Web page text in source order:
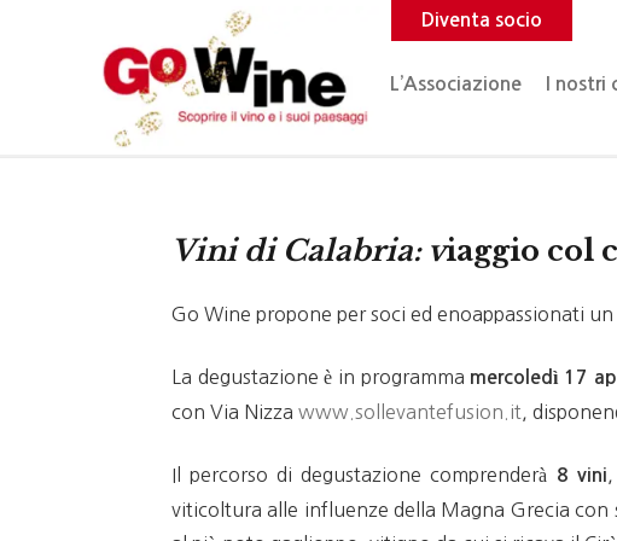
Diventa socio
L’Associazione I nostri
Vini di Calabria: viaggio col
Go Wine propone per soci ed enoappassionati
La degustazione è in programma mercoledì 17
con Via Nizza www.sollevantefusion.it ,
Il percorso di degustazione comprenderà 8 vini
viticoltura alle influenze della Magna Grecia